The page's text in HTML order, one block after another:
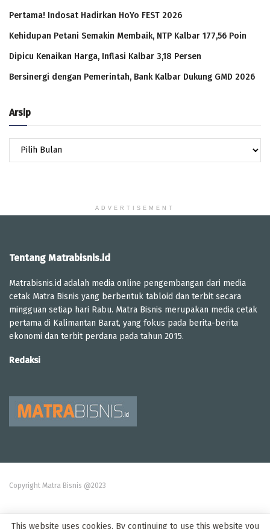
Pertama! Indosat Hadirkan HoYo FEST 2026
Kehidupan Petani Semakin Membaik, NTP Kalbar 177,56 Poin
Dipicu Kenaikan Harga, Inflasi Kalbar 3,18 Persen
Bersinergi dengan Pemerintah, Bank Kalbar Dukung GMD 2026
Arsip
Arsip
ADVERTISEMENT
Tentang Matrabisnis.id
Matrabisnis.id adalah media online pengembangan dari media
cetak Matra Bisnis yang berbentuk tabloid dan terbit secara
mingguan setiap hari Rabu. Matra Bisnis merupakan media cetak
pertama di Kalimantan Barat, yang fokus pada berita-berita
ekonomi dan terbit perdana pada tahun 2015.
Redaksi
Copyright Matra Bisnis @2023
This website uses cookies. By continuing to use this website you